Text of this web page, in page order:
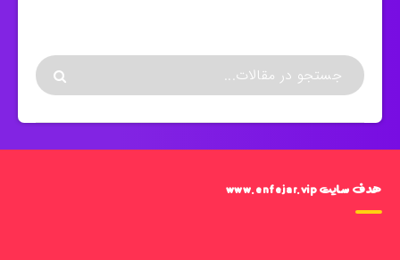
هدف سایت www.enfejar.vip